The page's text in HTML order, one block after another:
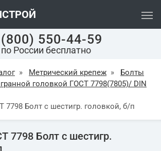
550-44-59
по России бесплатно
» Метрический крепеж »
Болты
головкой ГОСТ 7798(7805)/ DIN
7798 Болт с шестигр. головкой, б/п
7798 Болт с шестигр.